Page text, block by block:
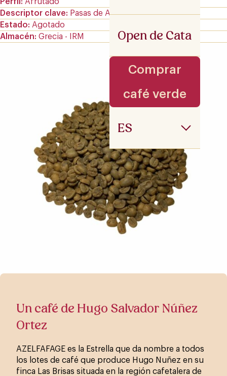
Open de Cata
Comprar
café verde
ES
Descriptor clave
Pasas de Arándano
Estado
Agotado
Almacén Grecia - IRM
Un café de Hugo Salvador Núñez
Ortez
AZELFAFAGE es la Estrella que da nombre a todos
los lotes de café que produce Hugo Nuñez en su
finca Las Brisas situada en la región cafetalera de